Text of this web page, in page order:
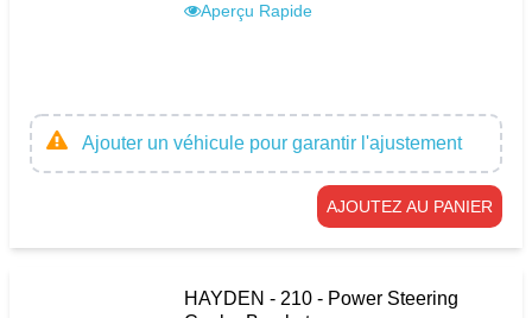
Aperçu Rapide
Ajouter un véhicule pour garantir l'ajustement
AJOUTEZ AU PANIER
HAYDEN - 210 - Power Steering